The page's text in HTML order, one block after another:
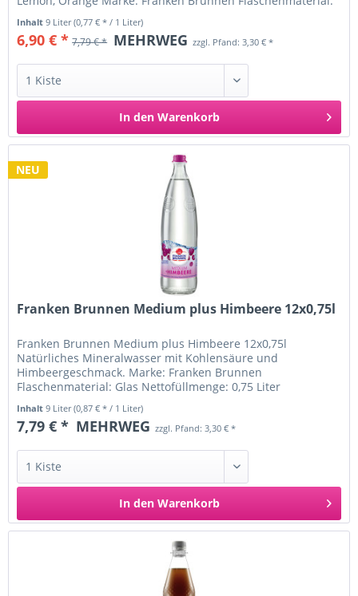
Inhalt9 Liter(0,77 € * / 1 Liter)
6,90 € * 7,79 € * MEHRWEG zzgl. Pfand: 3,30 € *
In den Warenkorb
NEU
Franken Brunnen Medium plus Himbeere 12x0,75l
Franken Brunnen Medium plus Himbeere 12x0,75l
Natürliches Mineralwasser mit Kohlensäure und
Himbeergeschmack. Marke: Franken Brunnen
Flaschenmaterial: Glas Nettofüllmenge: 0,75 Liter
Inhalt9 Liter(0,87 € * / 1 Liter)
7,79 € * MEHRWEG zzgl. Pfand: 3,30 € *
In den Warenkorb